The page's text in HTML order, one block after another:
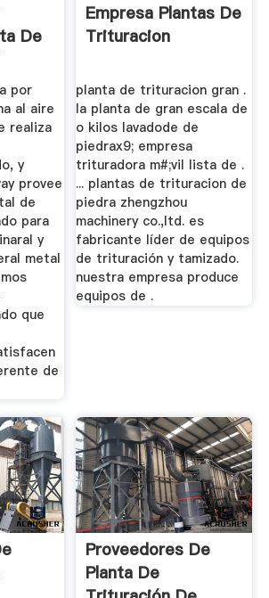
De
por
al aire
realiza
y
provee
de
para
y
metal
que
de
Empresa Plantas De
Trituracion
planta de trituracion gran .
la planta de gran escala de
o kilos lavadode de
piedrax9; empresa
trituradora m#;vil lista de .
... plantas de trituracion de
piedra zhengzhou
machinery co.,ltd. es
fabricante líder de equipos
de trituración y tamizado.
nuestra empresa produce
equipos de .
Proveedores De
Planta De